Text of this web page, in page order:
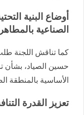
أوضاع البنية
الصناعية
كما تناقش اللجنة
حسين الصياد، بشأن
الأساسية بالمنطقة
تعزيز القدرة